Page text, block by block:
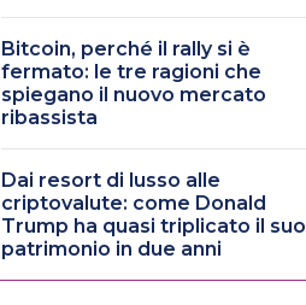
Bitcoin, perché il rally si è
fermato: le tre ragioni che
spiegano il nuovo mercato
ribassista
Dai resort di lusso alle
criptovalute: come Donald
Trump ha quasi triplicato il suo
patrimonio in due anni